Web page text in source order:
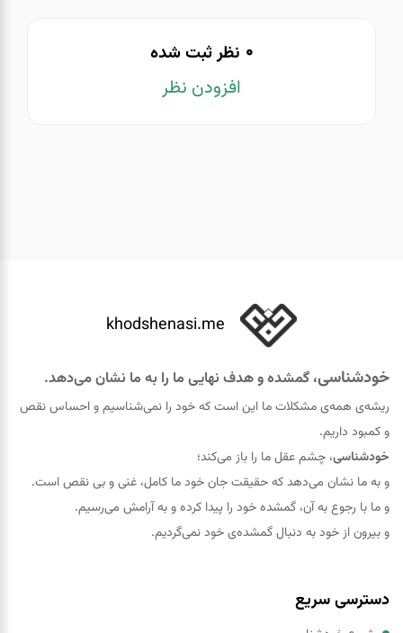
0 نظر ثبت شده
افزودن نظر
khodshenasi.me
خودشناسی، گمشده و هدف نهایی ما را به ما نشان می‌دهد.
ریشه‌ی همه‌ی مشکلات ما این است که خود را نمی‌شناسیم و احساس نقص
و کمبود داریم.
خودشناسی، چشم عقل ما را باز می‌کند؛
و به ما نشان می‌دهد که حقيقت جان خود ما کامل، غنی و بی نقص است.
و ما با رجوع به آن، گمشده خود را پيدا کرده و به آرامش می‌رسیم.
و بیرون از خود به دنبال گمشده‌ی خود نمی‌گردیم.
دسترسی سریع